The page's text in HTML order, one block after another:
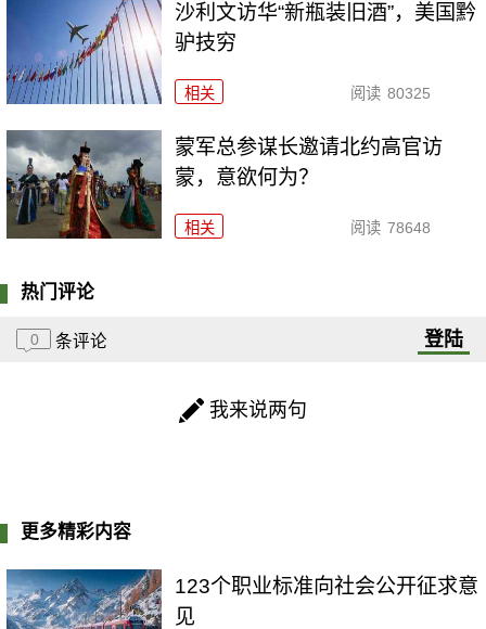
沙利文访华“新瓶装旧酒”，美国黔
驴技穷
相关 阅读 80325
​蒙军总参谋长邀请北约高官访
蒙，意欲何为？
相关 阅读 78648
热门评论
0 条评论 登陆
我来说两句
更多精彩内容
123个职业标准向社会公开征求意
见